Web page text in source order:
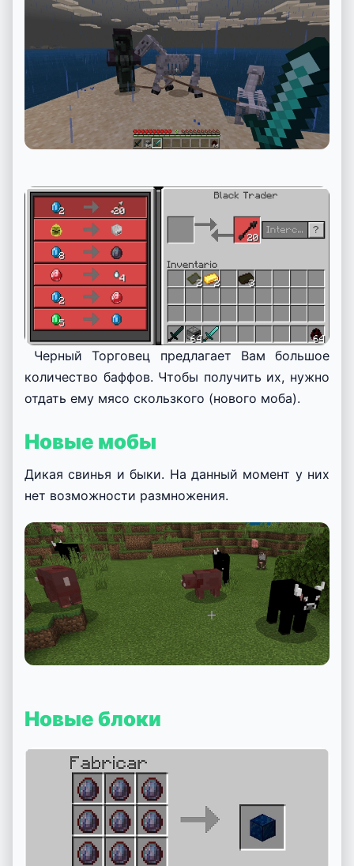
Черный Торговец предлагает Вам большое
количество баффов. Чтобы получить их, нужно
отдать ему мясо скользкого (нового моба).
Новые мобы
Дикая свинья и быки. На данный момент у них
нет возможности размножения.
Новые блоки